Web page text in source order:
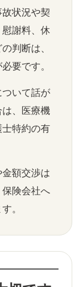
状況や契
謝料、休
判断は、
要です。
いて話が
、医療機
特約の有
額交渉は
険会社へ
。